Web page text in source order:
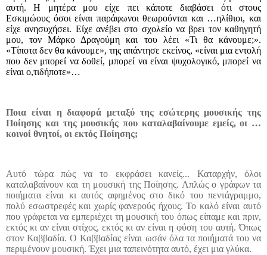
αυτή. Η μητέρα μου είχε πει κάποτε διαβάσει ότι στους
Εσκιμώους όσοι είναι παράφωνοι θεωρούνται και …ηλίθιοι, και
είχε ανησυχήσει. Είχε ανέβει στο σχολείο να βρει τον καθηγητή
μου, τον Μάρκο Δραγούμη και του λέει «Τι θα κάνουμε;».
«Τίποτα δεν θα κάνουμε», της απάντησε εκείνος, «είναι μια εντολή
που δεν μπορεί να δοθεί, μπορεί να είναι ψυχολογικό, μπορεί να
είναι ο,τιδήποτε»…
Ποια είναι η διαφορά μεταξύ της εσώτερης μουσικής της
Ποίησης και της μουσικής που καταλαβαίνουμε εμείς, οι …
κοινοί θνητοί, οι εκτός Ποίησης;
Αυτό τώρα πώς να το εκφράσει κανείς... Καταρχήν, όλοι
καταλαβαίνουν και τη μουσική της Ποίησης. Απλώς ο γράφων τα
ποιήματα είναι κι αυτός αφημένος στο δικό του πεντάγραμμο,
πολύ εσωστρεφές και χωρίς φανερούς ήχους. Το καλό είναι αυτό
που γράφεται να εμπεριέχει τη μουσική του όπως είπαμε και πριν,
εκτός κι αν είναι στίχος, εκτός κι αν είναι η φύση του αυτή. Όπως
στον Καββαδία. Ο Καββαδίας είναι ωσάν όλα τα ποιήματά του να
περιμένουν μουσική. Έχει μια ταπεινότητα αυτό, έχει μια γλύκα.